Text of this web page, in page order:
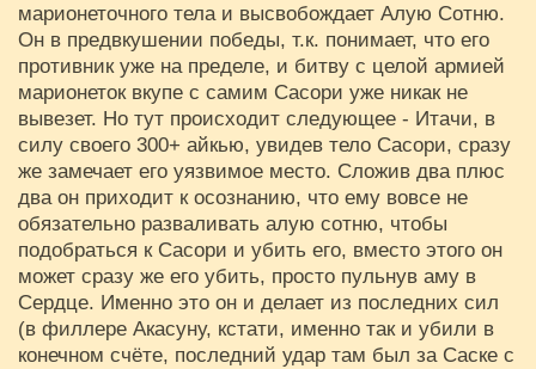
марионеточного тела и высвобождает Алую Сотню.
Он в предвкушении победы, т.к. понимает, что его
противник уже на пределе, и битву с целой армией
марионеток вкупе с самим Сасори уже никак не
вывезет. Но тут происходит следующее - Итачи, в
силу своего 300+ айкью, увидев тело Сасори, сразу
же замечает его уязвимое место. Сложив два плюс
два он приходит к осознанию, что ему вовсе не
обязательно разваливать алую сотню, чтобы
подобраться к Сасори и убить его, вместо этого он
может сразу же его убить, просто пульнув аму в
Сердце. Именно это он и делает из последних сил
(в филлере Акасуну, кстати, именно так и убили в
конечном счёте, последний удар там был за Саске с